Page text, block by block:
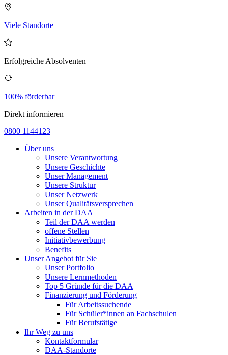
Viele Standorte
Erfolgreiche Absolventen
100% förderbar
Direkt informieren
0800 1144123
Über uns
Unsere Verantwortung
Unsere Geschichte
Unser Management
Unsere Struktur
Unser Netzwerk
Unser Qualitätsversprechen
Arbeiten in der DAA
Teil der DAA werden
offene Stellen
Initiativbewerbung
Benefits
Unser Angebot für Sie
Unser Portfolio
Unsere Lernmethoden
Top 5 Gründe für die DAA
Finanzierung und Förderung
Für Arbeitssuchende
Für Schüler*innen an Fachschulen
Für Berufstätige
Ihr Weg zu uns
Kontaktformular
DAA-Standorte